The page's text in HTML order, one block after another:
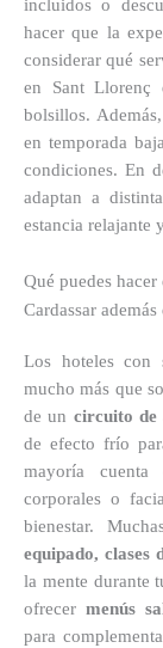
incluidos o
hacer que la
considerar qué
en Sant Llorenç
bolsillos.
en temporada
condiciones. En
adaptan a
estancia relajante
Qué puedes
Cardassar además
Los hoteles con
mucho más que
de un circuito de
de efecto frío
mayoría cuenta
corporales o
bienestar.
equipado, clases
la mente durante
ofrecer menús
para